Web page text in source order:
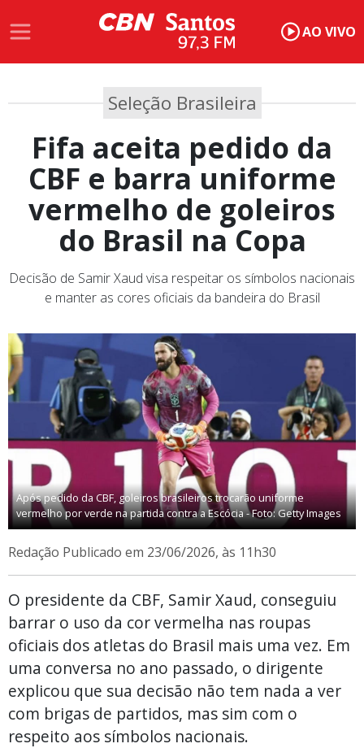
AO VIVO
Seleção Brasileira
Fifa aceita pedido da
CBF e barra uniforme
vermelho de goleiros
do Brasil na Copa
Decisão de Samir Xaud visa respeitar os símbolos nacionais
e manter as cores oficiais da bandeira do Brasil
Após pedido da CBF, goleiros brasileiros trocarão uniforme
vermelho por verde na partida contra a Escócia - Foto: Getty Images
Redação Publicado em 23/06/2026, às 11h30
O presidente da CBF, Samir Xaud, conseguiu
barrar o uso da cor vermelha nas roupas
oficiais dos atletas do Brasil mais uma vez. Em
uma conversa no ano passado, o dirigente
explicou que sua decisão não tem nada a ver
com brigas de partidos, mas sim com o
respeito aos símbolos nacionais.